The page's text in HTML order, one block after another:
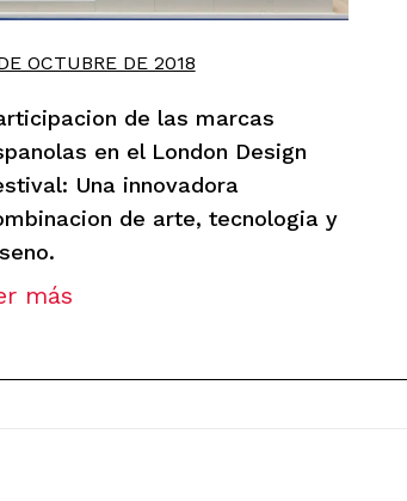
OCTUBRE DE 2018
de las marcas
en el London Design
Una innovadora
de arte, tecnologia y
más